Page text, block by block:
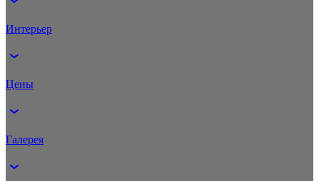
Интерьер
Цены
Галерея